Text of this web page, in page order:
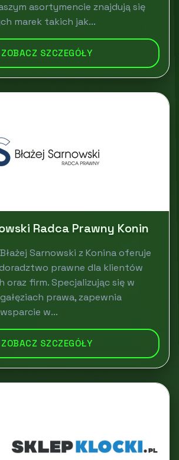
asortymencie znajdują się
marek takich jak...
ZOBACZ SZCZEGÓŁY
Radca Prawny Konin
Sarnowski z Konina oferuje
prawne dla klientów
oraz firm. Specjalizując się w
prawa, zapewnia
w...
ZOBACZ SZCZEGÓŁY